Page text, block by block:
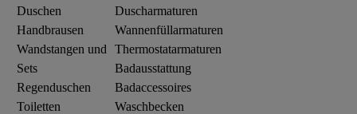
Duschen
Handbrausen
Wandstangen und
Sets
Regenduschen
Toiletten
Duscharmaturen
Wannenfüllarmaturen
Thermostatarmaturen
Badausstattung
Badaccessoires
Waschbecken